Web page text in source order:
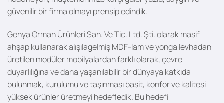
güve­nilir bir firma olmayı prensip edindik.
Genya Orman Ürünleri San. Ve Tic. Ltd. Şti. olarak masif
ahşap kullanarak alışılagelmiş MDF-lam ve yonga levhadan
üretilen modüler mobilyalardan farklı olarak, çevre
duyarlılığına ve daha yaşanılabilir bir dünyaya katkıda
bulunmak, kurulumu ve taşınması basit, konfor ve kalitesi
yüksek ürünler üretmeyi hedefledik. Bu hedefi